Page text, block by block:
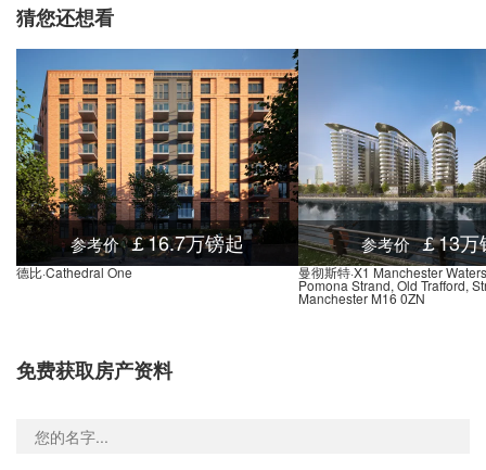
猜您还想看
参考价 ￡16.7万镑起
德比·Cathedral One
参考价 ￡13万
曼彻斯特·X1 Manchester Waters
Pomona Strand, Old Trafford,
Manchester M16 0ZN
免费获取房产资料